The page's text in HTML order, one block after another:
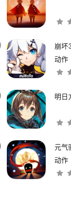
崩坏
动作
明日
元气
动作